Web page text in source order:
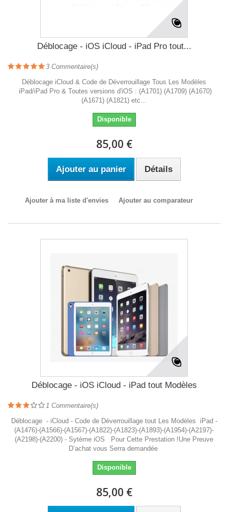
Déblocage - iOS iCloud - iPad Pro tout...
3 Commentaire(s)
Déblocage iCloud & Code de Déverrouillage Tous Les Modèles
iPad/iPad Pro & Toutes versions d'iOS : (A1701) (A1709) (A1670)
(A1671) (A1821) etc...
Disponible
85,00 €
Ajouter au panier Détails
Ajouter à ma liste d'envies Ajouter au comparateur
Déblocage - iOS iCloud - iPad tout Modèles
1 Commentaire(s)
Déblocage - iCloud - Code de Déverrouillage tout Les Modèles iPad -
(A1476)-(A1566)-(A1567)-(A1822)-(A1823)-(A1893)-(A1954)-(A2197)-
(A2198)-(A2200) - Sytème iOS Pour Cette Prestation !Une Preuve
D’achat vous Serra demandée
Disponible
85,00 €